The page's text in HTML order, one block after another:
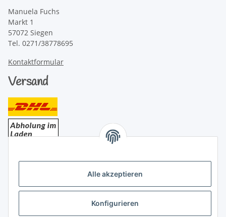
Alle akzeptieren
Konfigurieren
Manuela Fuchs
Markt 1
57072 Siegen
Tel. 0271/38778695
Kontaktformular
Versand